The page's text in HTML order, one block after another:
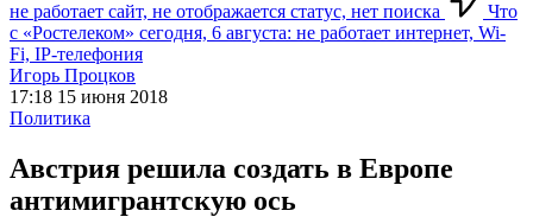
не работает сайт, не отображается статус, нет поиска
Что
с «Ростелеком» сегодня, 6 августа: не работает интернет, Wi-
Fi, IP-телефония
Игорь Процков
17:18 15 июня 2018
Политика
Австрия решила создать в Европе
антимигрантскую ось